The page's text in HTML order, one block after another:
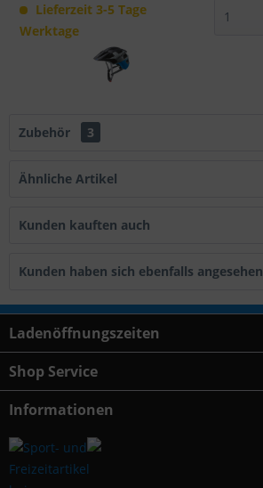
Lieferzeit 3-5 Tage
Werktage
Zubehör 3
Ähnliche Artikel
Kunden kauften auch
Kunden haben sich ebenfalls angesehen
Ladenöffnungszeiten
Shop Service
Informationen